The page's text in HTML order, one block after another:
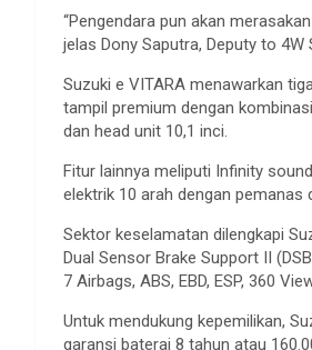
“Pengendara pun akan
jelas Dony Saputra, Deputy to
Suzuki e VITARA menawarkan
tampil premium dengan
dan head unit 10,1 inci.
Fitur lainnya meliputi Infinity
elektrik 10 arah dengan
Sektor keselamatan dilengkapi
Dual Sensor Brake Support II
7 Airbags, ABS, EBD, ESP, 360
Untuk mendukung kepemilikan,
garansi baterai 8 tahun atau